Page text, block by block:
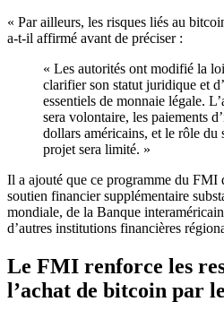
« Par ailleurs, les risques liés au
a-t-il affirmé avant de préciser :
« Les autorités ont modifié la
clarifier son statut juridique et
essentiels de monnaie légale.
sera volontaire, les paiements
dollars américains, et le rôle du
projet sera limité. »
Il a ajouté que ce programme du FMI
soutien financier supplémentaire
mondiale, de la Banque
d’autres institutions financières
Le FMI renforce les
l’achat de bitcoin par